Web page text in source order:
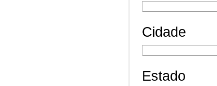
Cidade
Estado